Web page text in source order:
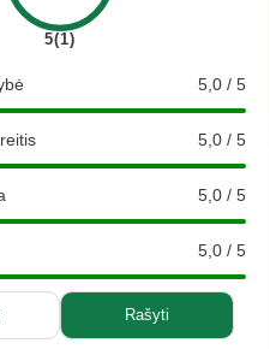
5(1)
5,0 / 5
5,0 / 5
5,0 / 5
5,0 / 5
Rašyti